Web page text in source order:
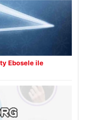
Ebosele ile